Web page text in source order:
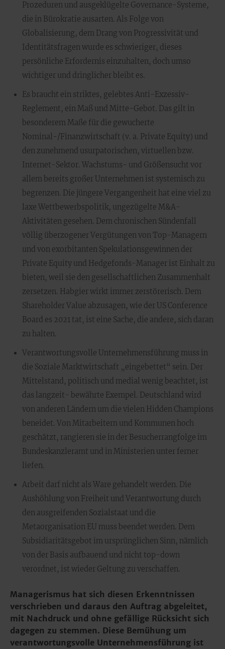
Prozeduren und ausgeklügelte Governance-Systeme,
die in Bürokratie ausarten. Als Folge von
Globalisierung, dem Drang von Progressivität und
Identitätsfragen wurde es schwieriger, dieses
persönliche Erfordernis einzuhalten, doch umso
wichtiger und dringlicher bleibt es.
Es braucht ein striktes, gelebtes Anti-Exzessiv-
Reglement, ein Maß und Mitte-Gebot. Das gilt in
besonderem Maße für die gewucherte
Nominal-/Finanzwirtschaft (v. a. Private Equity) und
den zunehmend usurpatorischen, virtuellen bzw.
Internet-Sektor. Wachstums- und Größensucht vor
allem bereits großer Unternehmen ist systemisch zu
begrenzen. Die jüngere Vergangenheit hat eine viel zu
laxe Wettbewerbspolitik, ungezügelte M&A-
Aktivitäten gesehen. Dem chronischen Sündenfall
völlig überzogener Vergütungen von Top-Managern
und von exorbitanten Spekulationsgewinnen der
Private Equity und Hedgefonds-Manager ist Einhalt zu
bieten, weil sie den gesellschaftlichen Zusammenhalt
zersetzen. Habgier wirkt immer zerstörerisch. Dem
Shareholder Value abzusagen, wie der US Conference
Board es 2021 tat, ist eine Sache, die andere, sich daran
zu halten.
Verantwortungsvolle Unternehmensführung muss in
die Soziale Marktwirtschaft „eingebettet“ sein. Der
Mittelstand, politisch und medial wenig beachtet, ist
das langzeit- bewährte Exempel. Deutschland wird
von anderen Ländern um die vielen Hidden Champions
beneidet. Von Mitarbeitern und Kommunen hoch
geschätzt, rangieren sie in der Besucherrangfolge im
Bundeskanzleramt und in Ministerien unter ferner
liefen.
Arbeit darf nicht als Ware gehandelt werden. Die
Aushöhlung von Freiheit und Verantwortung durch
den ausgreifenden Sozialstaat und die
Metaorganisation EU muss beendet werden. Dem
Subsidiaritätsgebot im ursprünglichen Sinn, nämlich
von der Basis aufbauend und nicht top-down
verordnet, ist wieder Geltung zu verschaffen.
Managerismus hat sich diesen Erkenntnissen
verschrieben und daraus den Auftrag abgeleitet,
mit Nachdruck und ohne gefällige Rücksicht sich
dagegen zu stemmen. Diese Bemühung um
verantwortungsvolle Unternehmensführung ist